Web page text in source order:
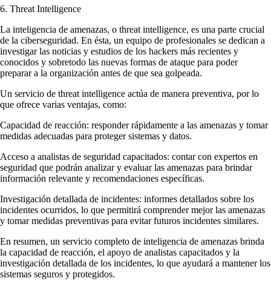
6. Threat Intelligence
La inteligencia de amenazas, o threat intelligence, es una parte crucial
de la ciberseguridad. En ésta, un equipo de profesionales se dedican a
investigar las noticias y estudios de los hackers más recientes y
conocidos y sobretodo las nuevas formas de ataque para poder
preparar a la organización antes de que sea golpeada.
Un servicio de threat intelligence actúa de manera preventiva, por lo
que ofrece varias ventajas, como:
Capacidad de reacción: responder rápidamente a las amenazas y tomar
medidas adecuadas para proteger sistemas y datos.
Acceso a analistas de seguridad capacitados: contar con expertos en
seguridad que podrán analizar y evaluar las amenazas para brindar
información relevante y recomendaciones específicas.
Investigación detallada de incidentes: informes detallados sobre los
incidentes ocurridos, lo que permitirá comprender mejor las amenazas
y tomar medidas preventivas para evitar futuros incidentes similares.
En resumen, un servicio completo de inteligencia de amenazas brinda
la capacidad de reacción, el apoyo de analistas capacitados y la
investigación detallada de los incidentes, lo que ayudará a mantener los
sistemas seguros y protegidos.